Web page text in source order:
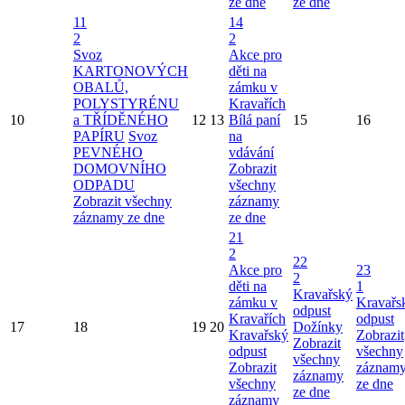
10
11
2
Svoz
KARTONOVÝCH
OBALŮ,
POLYSTYRÉNU
a TŘÍDĚNÉHO
PAPÍRU Svoz
PEVNÉHO
DOMOVNÍHO
ODPADU
Zobrazit všechny
záznamy ze dne
12 13
14
2
Akce pro
děti na
zámku v
Kravařích
Bílá paní
na
vdávání
Zobrazit
všechny
záznamy
ze dne
15 16
17 18 19 20
21
2
Akce pro
děti na
zámku v
Kravařích
Kravařský
odpust
Zobrazit
všechny
záznamy
22
2
Kravařský
odpust
Dožínky
Zobrazit
všechny
záznamy
ze dne
23
1
odpust
Zobrazit
všechny
ze dne